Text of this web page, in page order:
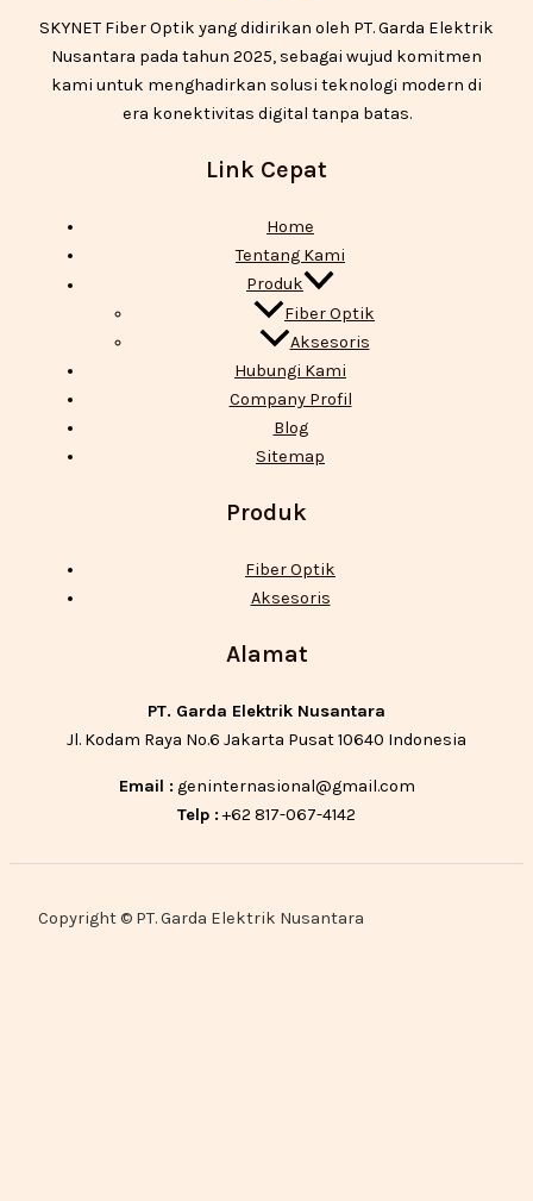
SKYNET Fiber Optik yang didirikan oleh PT. Garda Elektrik
Nusantara pada tahun 2025, sebagai wujud komitmen
kami untuk menghadirkan solusi teknologi modern di
era konektivitas digital tanpa batas.
Link Cepat
Home
Tentang Kami
Produk
Fiber Optik
Aksesoris
Hubungi Kami
Company Profil
Blog
Sitemap
Produk
Fiber Optik
Aksesoris
Alamat
PT. Garda Elektrik Nusantara
Jl. Kodam Raya No.6 Jakarta Pusat 10640 Indonesia
Email : geninternasional@gmail.com
Telp :+62 817-067-4142
Copyright © PT. Garda Elektrik Nusantara